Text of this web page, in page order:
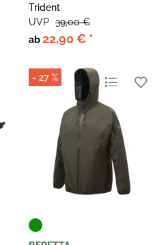
Trident
ab22,90 € *
UVP 39,00 €
- 27 %